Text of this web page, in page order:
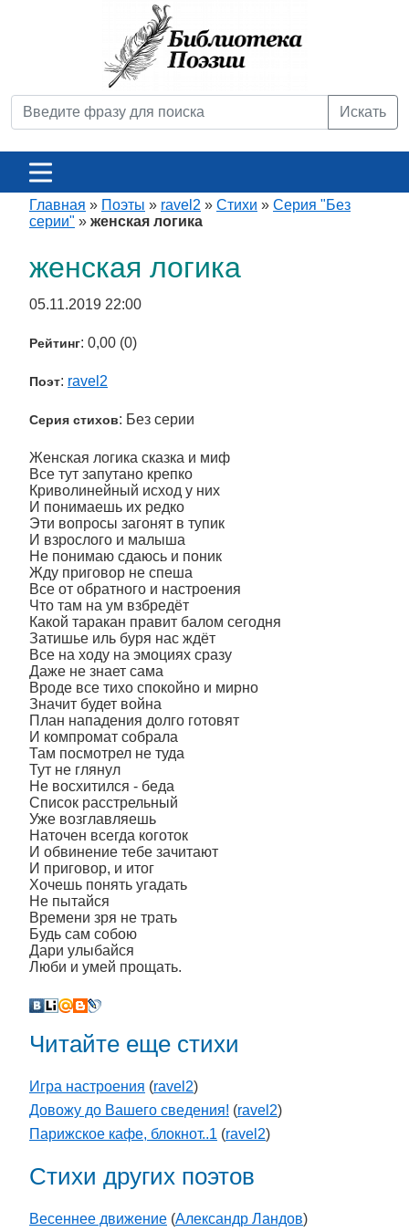
Искать
Главная » Поэты » ravel2 » Стихи » Серия "Без
серии" » женская логика
женская логика
05.11.2019 22:00
Рейтинг: 0,00 (0)
Поэт: ravel2
Серия стихов: Без серии
Женская логика сказка и миф
Все тут запутано крепко
Криволинейный исход у них
И понимаешь их редко
Эти вопросы загонят в тупик
И взрослого и малыша
Не понимаю сдаюсь и поник
Жду приговор не спеша
Все от обратного и настроения
Что там на ум взбредёт
Какой таракан правит балом сегодня
Затишье иль буря нас ждёт
Все на ходу на эмоциях сразу
Даже не знает сама
Вроде все тихо спокойно и мирно
Значит будет война
План нападения долго готовят
И компромат собрала
Там посмотрел не туда
Тут не глянул
Не восхитился - беда
Список расстрельный
Уже возглавляешь
Наточен всегда коготок
И обвинение тебе зачитают
И приговор, и итог
Хочешь понять угадать
Не пытайся
Времени зря не трать
Будь сам собою
Дари улыбайся
Люби и умей прощать.
Читайте еще стихи
Игра настроения (ravel2)
Довожу до Вашего сведения! (ravel2)
Парижское кафе, блокнот..1 (ravel2)
Стихи других поэтов
Весеннее движение (Александр Ландов)